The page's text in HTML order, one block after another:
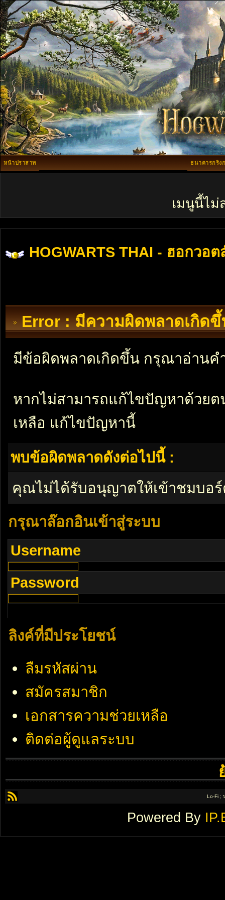
หน้าปราสาท ธนาคารกริง
เมนูนี้ไม่
HOGWARTS THAI - ฮอกวอต
Error : มีความผิดพลาดเกิดขึ้
มีข้อผิดพลาดเกิดขึ้น กรุณาอ่านค
หากไม่สามารถแก้ไขปัญหาด้วย
เหลือ แก้ไขปัญหานี้
พบข้อผิดพลาดดังต่อไปนี้ :
คุณไม่ได้รับอนุญาตให้เข้าชมบอ
กรุณาล๊อกอินเข้าสู่ระบบ
Username
Password
ลิงค์ที่มีประโยชน์
ลืมรหัสผ่าน
สมัครสมาชิก
เอกสารความช่วยเหลือ
ติดต่อผู้ดูแลระบบ
Lo-Fi ;
Powered By